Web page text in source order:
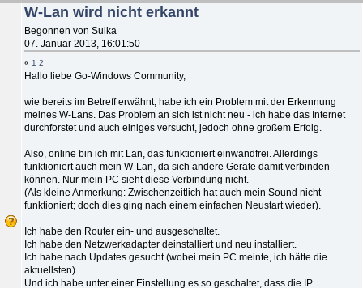
W-Lan wird nicht erkannt
Begonnen von Suika
07. Januar 2013, 16:01:50
« 1 2
Hallo liebe Go-Windows Community,
wie bereits im Betreff erwähnt, habe ich ein Problem mit der Erkennung
meines W-Lans. Das Problem an sich ist nicht neu - ich habe das Internet
durchforstet und auch einiges versucht, jedoch ohne großem Erfolg.
Also, online bin ich mit Lan, das funktioniert einwandfrei. Allerdings
funktioniert auch mein W-Lan, da sich andere Geräte damit verbinden
können. Nur mein PC sieht diese Verbindung nicht.
(Als kleine Anmerkung: Zwischenzeitlich hat auch mein Sound nicht
funktioniert; doch dies ging nach einem einfachen Neustart wieder).
Ich habe den Router ein- und ausgeschaltet.
Ich habe den Netzwerkadapter deinstalliert und neu installiert.
Ich habe nach Updates gesucht (wobei mein PC meinte, ich hätte die
aktuellsten)
Und ich habe unter einer Einstellung es so geschaltet, dass die IP